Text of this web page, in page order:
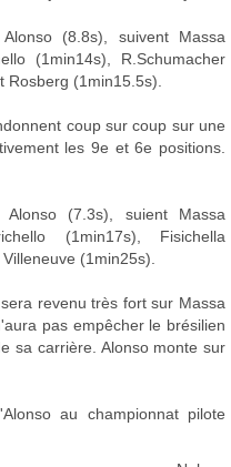
(8.8s), suivent Massa
(1min14s), R.Schumacher
(1min15.5s).
coup sur coup sur une
les 9e et 6e positions.
(7.3s), suient Massa
(1min17s), Fisichella
(1min25s).
revenu très fort sur Massa
pas empêcher le brésilien
sa carrière. Alonso monte sur
au championnat pilote